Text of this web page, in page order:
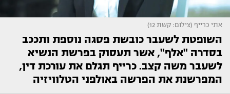
אתי כרייף (צילום: קשת 12)
השופטת לשעבר כובשת פסגה נוספת ותככב
בסדרה "אלף", אשר תעסוק בפרשת הנשיא
לשעבר משה קצב. כרייף תגלם את עורכת דין,
המפרשנת את הפרשה באולפני הטלוויזיה